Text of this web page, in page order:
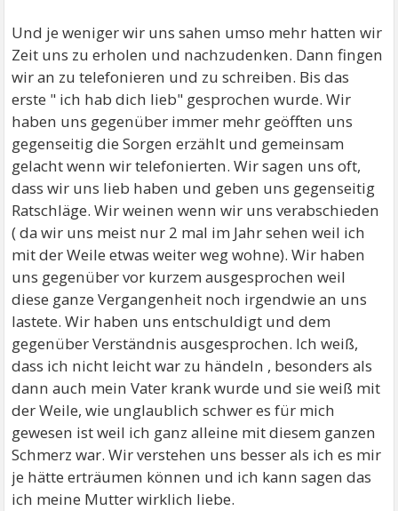
Und je weniger wir uns sahen umso mehr hatten wir
Zeit uns zu erholen und nachzudenken. Dann fingen
wir an zu telefonieren und zu schreiben. Bis das
erste " ich hab dich lieb" gesprochen wurde. Wir
haben uns gegenüber immer mehr geöfften uns
gegenseitig die Sorgen erzählt und gemeinsam
gelacht wenn wir telefonierten. Wir sagen uns oft,
dass wir uns lieb haben und geben uns gegenseitig
Ratschläge. Wir weinen wenn wir uns verabschieden
( da wir uns meist nur 2 mal im Jahr sehen weil ich
mit der Weile etwas weiter weg wohne). Wir haben
uns gegenüber vor kurzem ausgesprochen weil
diese ganze Vergangenheit noch irgendwie an uns
lastete. Wir haben uns entschuldigt und dem
gegenüber Verständnis ausgesprochen. Ich weiß,
dass ich nicht leicht war zu händeln , besonders als
dann auch mein Vater krank wurde und sie weiß mit
der Weile, wie unglaublich schwer es für mich
gewesen ist weil ich ganz alleine mit diesem ganzen
Schmerz war. Wir verstehen uns besser als ich es mir
je hätte erträumen können und ich kann sagen das
ich meine Mutter wirklich liebe.